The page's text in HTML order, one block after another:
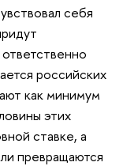
себя
российских
как минимум
этих
ставке, а
превращаются